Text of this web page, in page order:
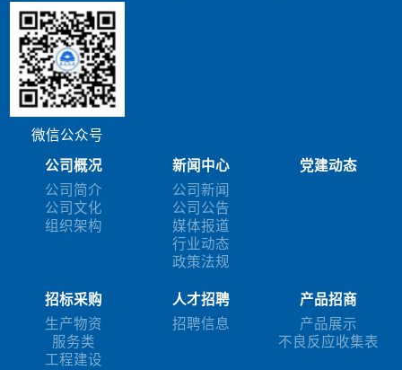
微信公众号
公司概况
公司简介
公司文化
组织架构
新闻中心
公司新闻
公司公告
媒体报道
行业动态
政策法规
党建动态
招标采购
生产物资
服务类
工程建设
人才招聘
招聘信息
产品招商
产品展示
不良反应收集表